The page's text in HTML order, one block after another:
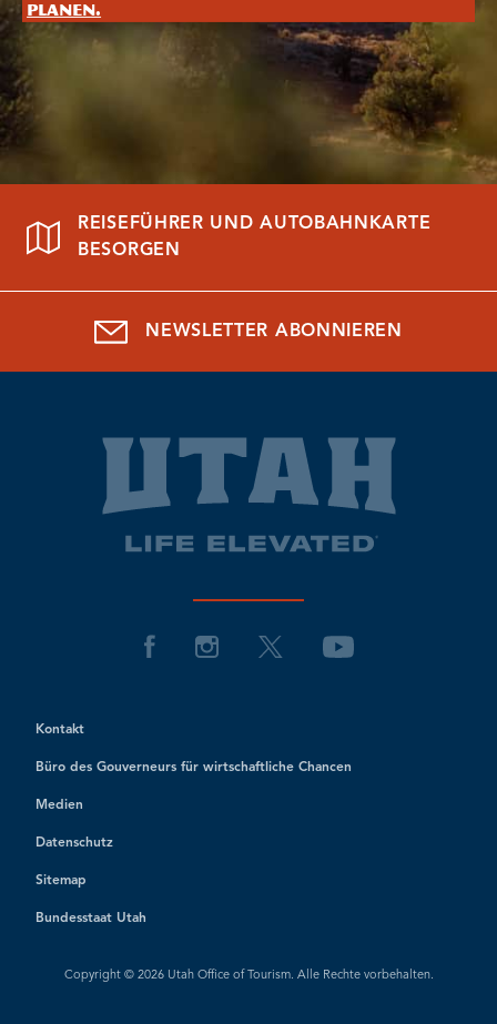
planen.
REISEFÜHRER UND AUTOBAHNKARTE
BESORGEN
NEWSLETTER ABONNIEREN
Kontakt
Büro des Gouverneurs für wirtschaftliche Chancen
Medien
Datenschutz
Sitemap
Bundesstaat Utah
Copyright © 2026 Utah Office of Tourism. Alle Rechte vorbehalten.